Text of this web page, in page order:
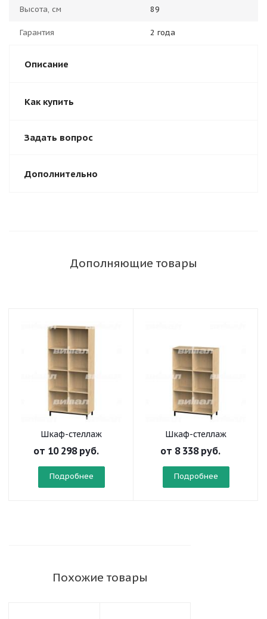
Высота, см 89
Гарантия 2 года
Описание
Как купить
Задать вопрос
Дополнительно
Дополняющие товары
Шкаф-стеллаж
модульный «Рио» 2х4
от 10 298 руб.
Подробнее
Шкаф-стеллаж
модульный «Рио» 2х3
от 8 338 руб.
Подробнее
Похожие товары